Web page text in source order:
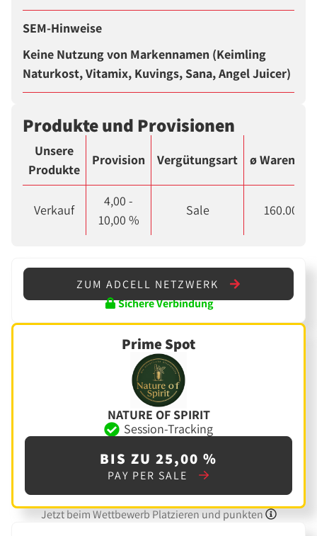
SEM-Hinweise
Keine Nutzung von Markennamen (Keimling
Naturkost, Vitamix, Kuvings, Sana, Angel Juicer)
Produkte und Provisionen
Unsere
Produkte
Provision Vergütungsart ø
Verkauf
4,00 -
10,00 %
Sale 160.00 €
ZUM ADCELL NETZWERK
Sichere Verbindung
Prime Spot
NATURE OF SPIRIT
Session-Tracking
BIS ZU 25,00 %
PAY PER SALE
Jetzt beim Wettbewerb Platzieren und punkten